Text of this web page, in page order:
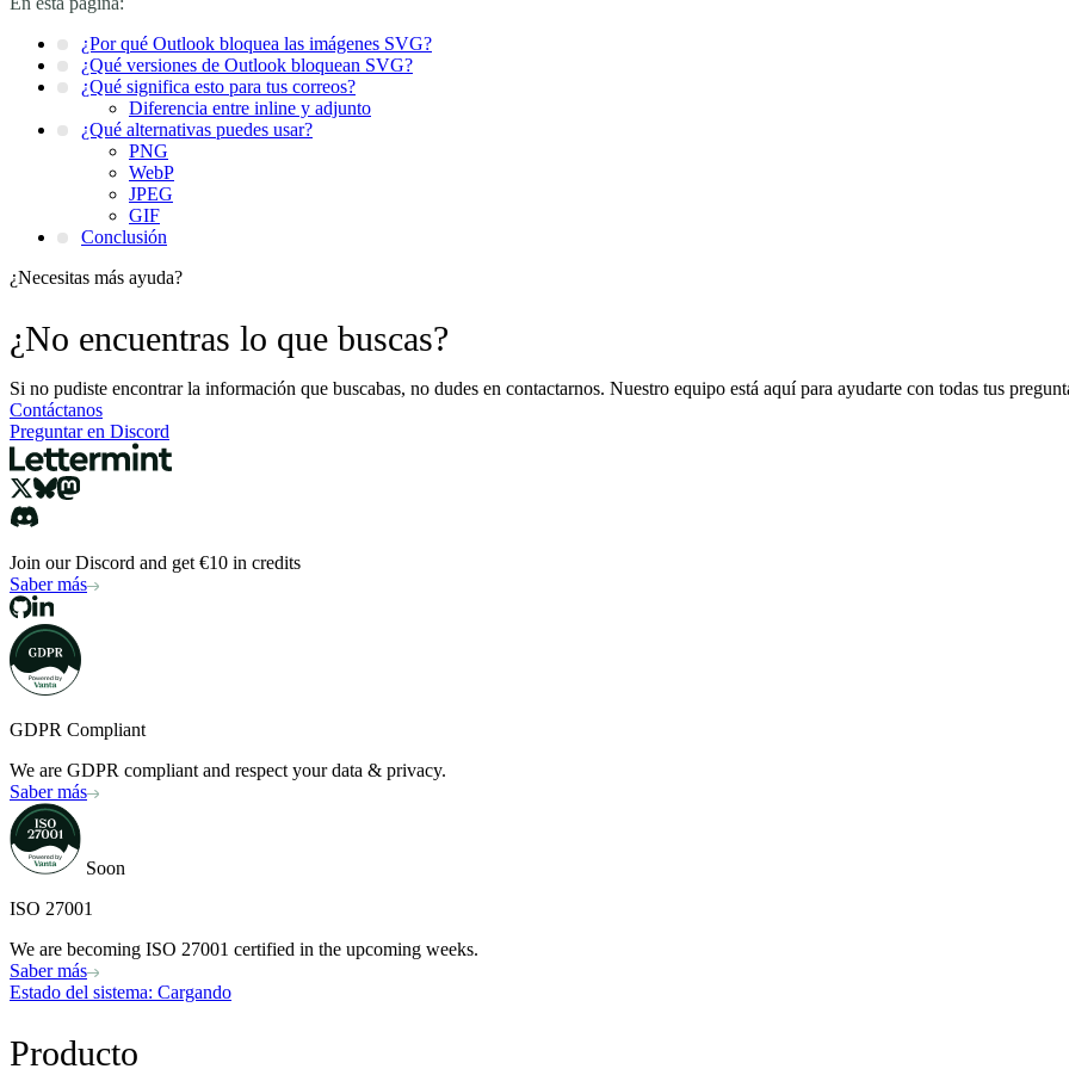
¿Por qué Outlook bloquea las imágenes SVG?
¿Qué versiones de Outlook bloquean SVG?
¿Qué significa esto para tus correos?
Diferencia entre inline y adjunto
¿Qué alternativas puedes usar?
PNG
WebP
JPEG
GIF
Conclusión
¿Necesitas más ayuda?
¿No encuentras lo que buscas?
Si no pudiste encontrar la información que buscabas, no dudes en contactarnos. Nuestro equipo está aquí para ayudarte con todas tus
Contáctanos
Preguntar en Discord
Join our Discord and get €10 in credits
Saber más
GDPR Compliant
We are GDPR compliant and respect your data & privacy.
Saber más
Soon
ISO 27001
We are becoming ISO 27001 certified in the upcoming weeks.
Saber más
Estado del sistema: Cargando
Producto